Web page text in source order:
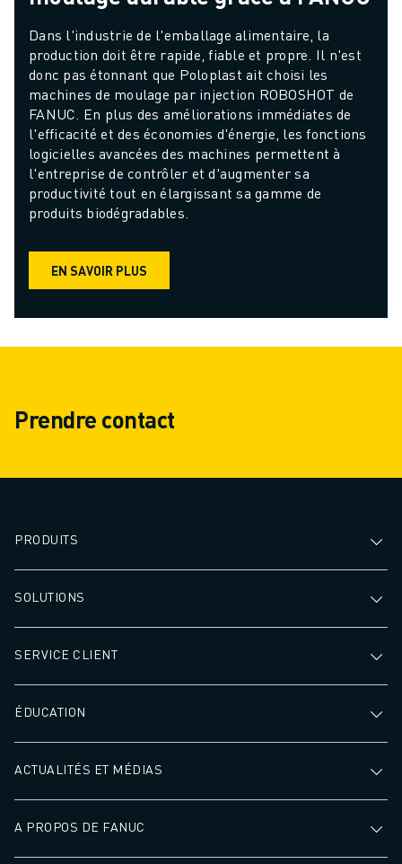
Dans l'industrie de l'emballage alimentaire, la
production doit être rapide, fiable et propre. Il n'est
donc pas étonnant que Poloplast ait choisi les
machines de moulage par injection ROBOSHOT de
FANUC. En plus des améliorations immédiates de
l'efficacité et des économies d'énergie, les fonctions
logicielles avancées des machines permettent à
l'entreprise de contrôler et d'augmenter sa
productivité tout en élargissant sa gamme de
produits biodégradables.
EN SAVOIR PLUS
Prendre contact
PRODUITS
SOLUTIONS
SERVICE CLIENT
ÉDUCATION
ACTUALITÉS ET MÉDIAS
A PROPOS DE FANUC